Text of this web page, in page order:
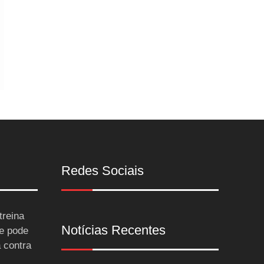
pode
contra
Redes Sociais
Notícias Recentes